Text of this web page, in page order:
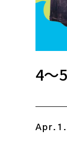
4〜